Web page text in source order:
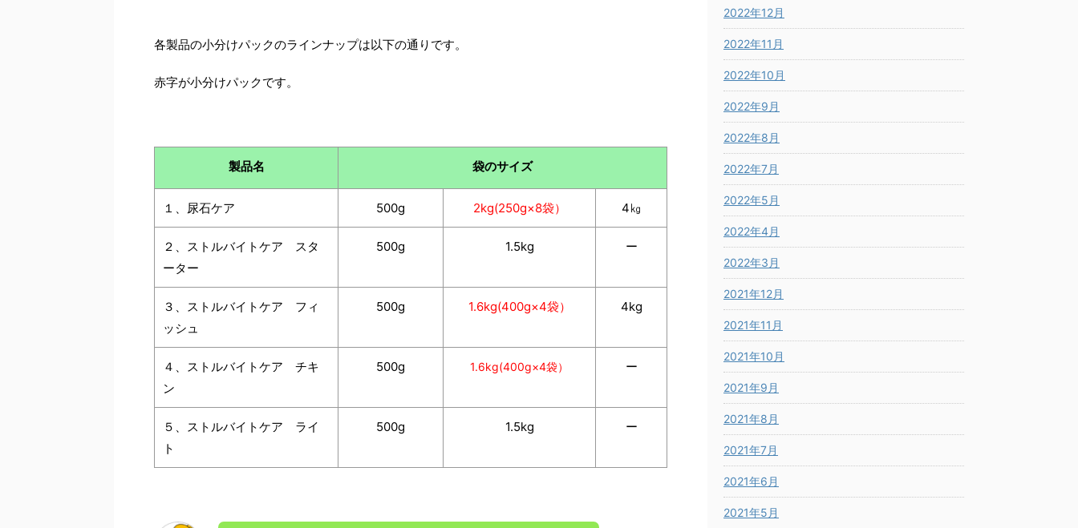
各製品の小分けパックのラインナップは以下の通りです。
赤字が小分けパックです。
製品名 袋のサイズ
１、尿石ケア 500g 2kg(250g×8袋） 4㎏
２、ストルバイトケア スタ
ーター
500g 1.5kg ー
３、ストルバイトケア フィ
ッシュ
500g 1.6kg(400g×4袋） 4kg
４、ストルバイトケア チキ
ン
500g 1.6kg(400g×4袋） ー
５、ストルバイトケア ライ
ト
500g 1.5kg ー
2022年12月
2022年11月
2022年10月
2022年9月
2022年8月
2022年7月
2022年5月
2022年4月
2022年3月
2021年12月
2021年11月
2021年10月
2021年9月
2021年8月
2021年7月
2021年6月
2021年5月